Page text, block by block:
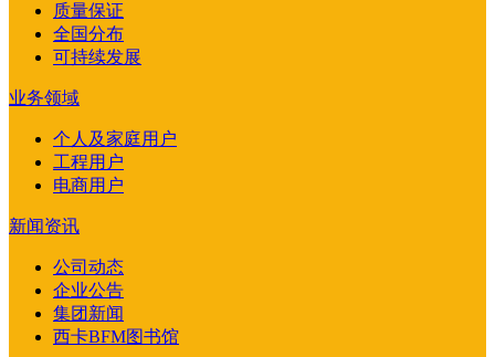
质量保证
全国分布
可持续发展
业务领域
个人及家庭用户
工程用户
电商用户
新闻资讯
公司动态
企业公告
集团新闻
西卡BFM图书馆